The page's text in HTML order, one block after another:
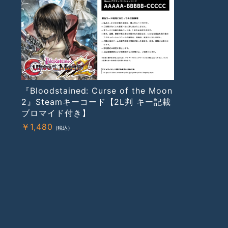
『Bloodstained: Curse of the Moon
2』Steamキーコード【2L判 キー記載
ブロマイド付き】
￥ 1,480